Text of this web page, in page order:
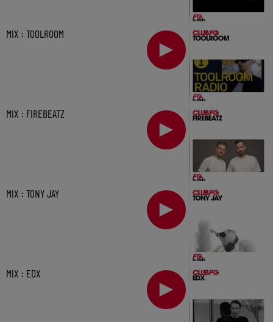
MIX : TOOLROOM
MIX : FIREBEATZ
MIX : TONY JAY
MIX : EDX